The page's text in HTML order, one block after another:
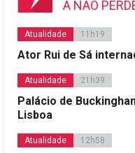
A NÃO
Atualidade 11h19
Ator Rui de Sá
Atualidade 21h39
Palácio de
Lisboa
Atualidade 12h58